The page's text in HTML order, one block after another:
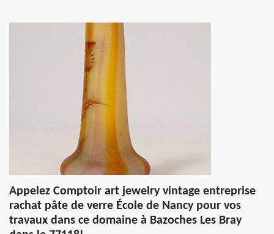
Appelez Comptoir art jewelry vintage entreprise
rachat pâte de verre École de Nancy pour vos
travaux dans ce domaine à Bazoches Les Bray